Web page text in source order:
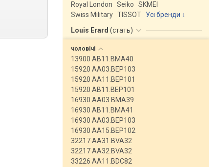
Royal London
Seiko
SKMEI
Swiss Military TISSOT
Усі бренди
Louis Erard (стать)
чоловічі
13900 AB11.BMA40
15920 AA03.BEP103
15920 AA11.BEP101
15920 AB11.BEP101
16930 AA03.BMA39
16930 AB11.BMA41
16930 AA03.BEP103
16930 AA15.BEP102
32217 AA31.BVA32
32217 AA32.BVA32
33226 AA11.BDC82